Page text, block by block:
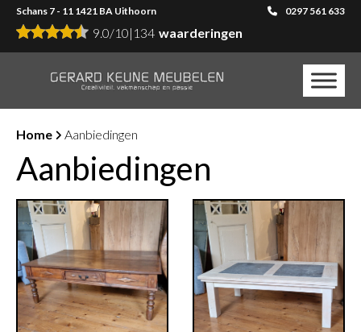
Schans 7 - 11 1421 BA Uithoorn 0297 561 633
9.0/10| 134 waarderingen
Home Aanbiedingen
Aanbiedingen